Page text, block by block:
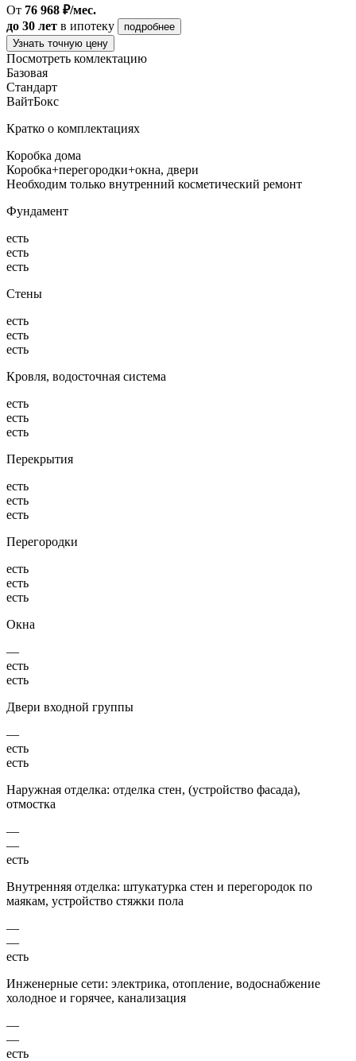
От 76 968 ₽/мес.
до 30 лет в ипотеку
подробнее
Узнать точную цену
Посмотреть комлектацию
Базовая
Стандарт
ВайтБокс
Кратко о комплектациях
Коробка дома
Коробка+перегородки+окна, двери
Необходим только внутренний косметический ремонт
Фундамент
есть
есть
есть
Стены
есть
есть
есть
Кровля, водосточная система
есть
есть
есть
Перекрытия
есть
есть
есть
Перегородки
есть
есть
есть
Окна
—
есть
есть
Двери входной группы
—
есть
есть
Наружная отделка: отделка стен, (устройство фасада),
отмостка
—
—
есть
Внутренняя отделка: штукатурка стен и перегородок по
маякам, устройство стяжки пола
—
—
есть
Инженерные сети: электрика, отопление, водоснабжение
холодное и горячее, канализация
—
—
есть